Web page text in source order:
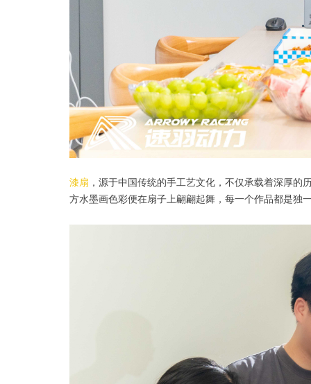
漆扇 ，源于中国传统的手工艺文化，不仅承载着深厚
方水墨画色彩便在扇子上翩翩起舞，每一个作品都是独